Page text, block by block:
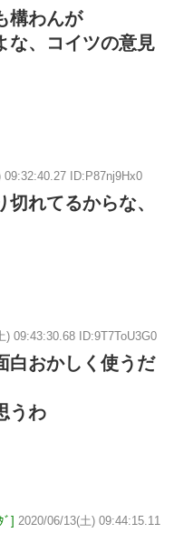
構わんが
な、コイツの意見
09:32:40.27 ID:P87nj9Hx0
れてるからな、
) 09:43:30.68 ID:9T7ToU3G0
白おかしく使うだ
うわ
ﾞ] 2020/06/13(土) 09:44:15.11